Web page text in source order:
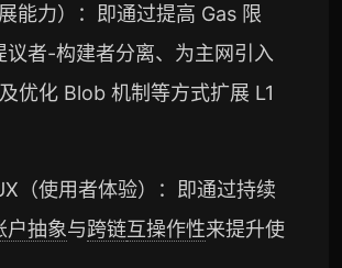
能力）：即通过提高 Gas 限
议者-构建者分离、为主网引入
优化 Blob 机制等方式扩展 L1
（使用者体验）：即通过持续
户抽象与跨链互操作性来提升使